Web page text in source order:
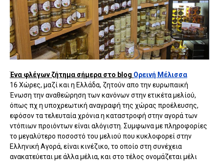
Ένα φλέγων ζήτημα σήμερα στο blog Ορεινή Μέλισσα
16 Χώρες, μαζί και η Ελλάδα, ζητούν απο την ευρωπαική
Ένωση την αναθεώρηση των κανόνων στην ετικέτα μελίού,
όπως πχ η υποχρεωτική αναγραφή της χώρας προέλευσης,
εφόσον τα τελευταία χρόνια η καταστροφή στην αγορά των
ντόπιων προιόντων είναι αλόγιστη. Συμφωνα με πληροφορίες
το μεγαλύτερο ποσοστό του μελιού που κυκλοφορεί στην
Ελληνική Αγορά, είναι κινέζικο, το οποίο στη συνέχεια
ανακατεύεται με άλλα μέλια, και στο τέλος ονομάζεται μέλι